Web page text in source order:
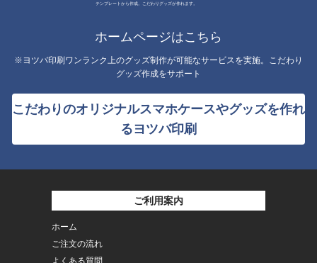
テンプレートから作成。こだわりグッズが作れます。
ホームページはこちら
※ヨツバ印刷ワンランク上のグッズ制作が可能なサービスを実施。こだわり
グッズ作成をサポート
こだわりのオリジナルスマホケースやグッズを作れ
るヨツバ印刷
ご利用案内
ホーム
ご注文の流れ
よくある質問